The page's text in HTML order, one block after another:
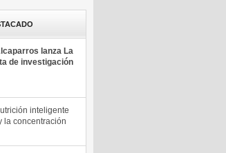
lanza La
de investigación
inteligente
la concentración